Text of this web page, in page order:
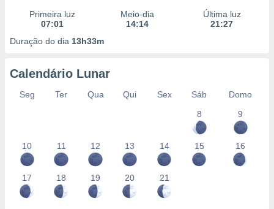
Primeira luz
07:01
Meio-dia
14:14
Última luz
21:27
Duração do dia 13h33m
Calendário Lunar
Seg Ter Qua Qui Sex Sáb
Domo
8
9
10 11 12 13 14 15 16
17 18 19 20 21